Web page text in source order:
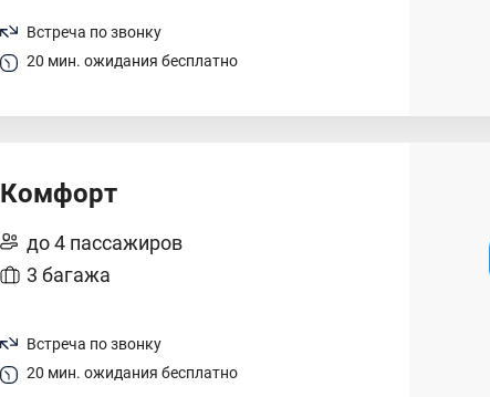
Встреча по звонку
20 мин. ожидания бесплатно
Комфорт
до 4 пассажиров
3 багажа
Встреча по звонку
20 мин. ожидания бесплатно